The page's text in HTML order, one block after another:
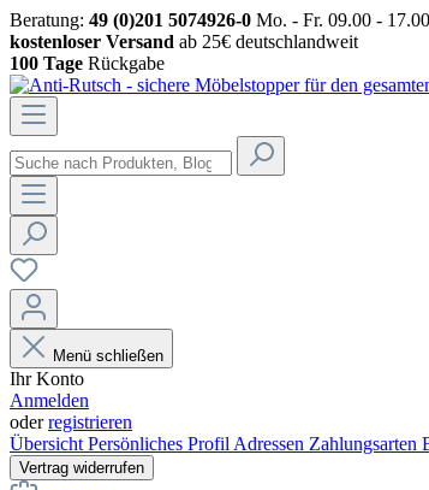
Beratung: 49 (0)201 5074926-0 Mo. - Fr. 09.00 -
kostenloser Versand ab 25€ deutschlandweit
100 Tage Rückgabe
Menü schließen
Ihr Konto
Anmelden
oderregistrieren
Übersicht Persönliches Profil Adressen Zahlungsarten
Vertrag widerrufen